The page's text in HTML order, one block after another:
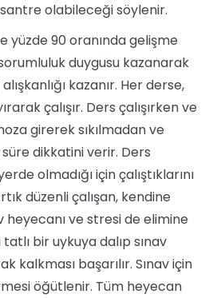
olabileceği söylenir.
yüzde 90 oranında gelişme
duygusu kazanarak
kazanır. Her derse,
çalışır. Ders çalışırken ve
girerek sıkılmadan ve
dikkatini verir. Ders
olmadığı için çalıştıklarını
düzenli çalışan, kendine
heyecanı ve stresi de elimine
bir uykuya dalıp sınav
kalkması başarılır. Sınav için
öğütlenir. Tüm heyecan